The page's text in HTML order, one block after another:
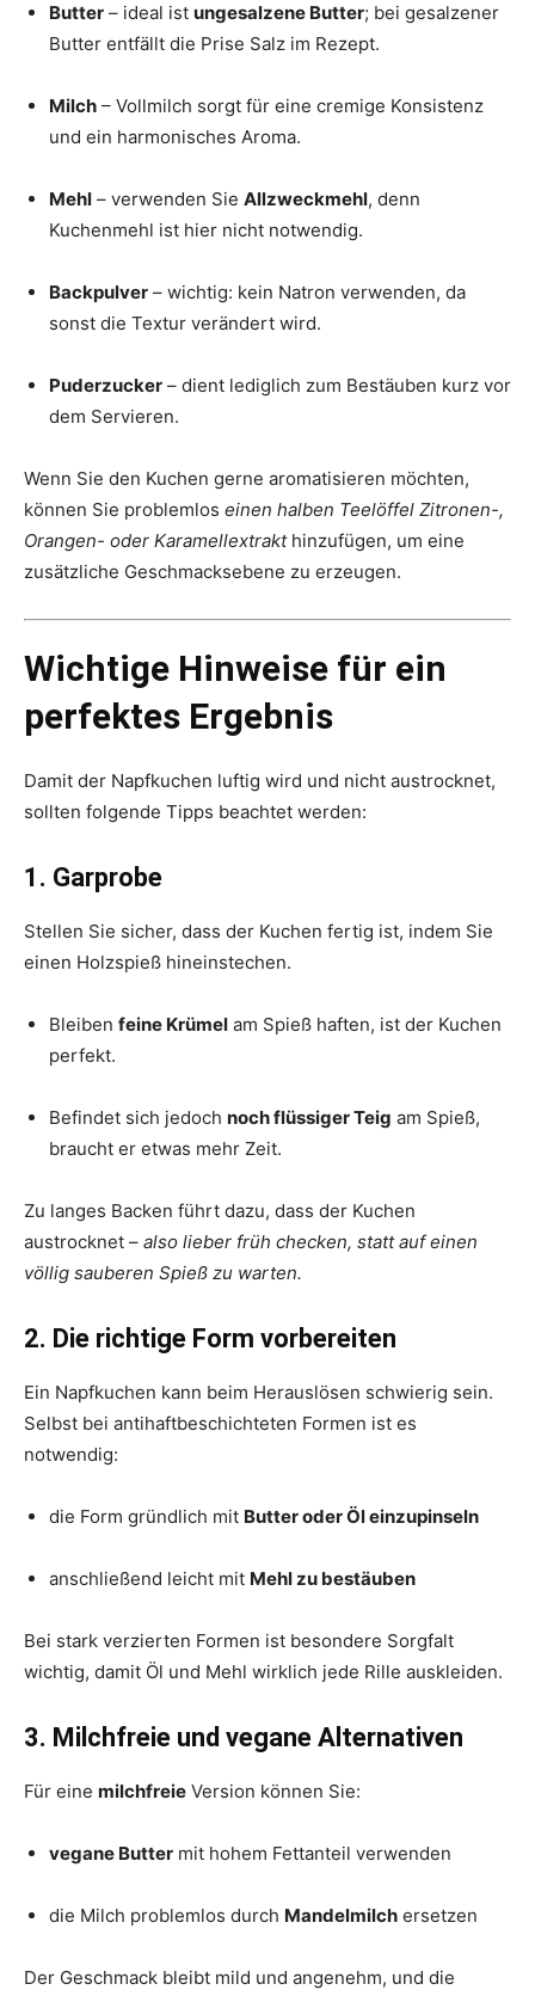
Butter – ideal ist ungesalzene Butter; bei gesalzener
Butter entfällt die Prise Salz im Rezept.
Milch – Vollmilch sorgt für eine cremige Konsistenz
und ein harmonisches Aroma.
Mehl – verwenden Sie Allzweckmehl, denn
Kuchenmehl ist hier nicht notwendig.
Backpulver – wichtig: kein Natron verwenden, da
sonst die Textur verändert wird.
Puderzucker – dient lediglich zum Bestäuben kurz vor
dem Servieren.
Wenn Sie den Kuchen gerne aromatisieren möchten,
können Sie problemlos einen halben Teelöffel Zitronen-,
Orangen- oder Karamellextrakthinzufügen, um eine
zusätzliche Geschmacksebene zu erzeugen.
Wichtige Hinweise für ein
perfektes Ergebnis
Damit der Napfkuchen luftig wird und nicht austrocknet,
sollten folgende Tipps beachtet werden:
1. Garprobe
Stellen Sie sicher, dass der Kuchen fertig ist, indem Sie
einen Holzspieß hineinstechen.
Bleiben feine Krümel am Spieß haften, ist der Kuchen
perfekt.
Befindet sich jedoch noch flüssiger Teig am Spieß,
braucht er etwas mehr Zeit.
Zu langes Backen führt dazu, dass der Kuchen
austrocknet – also lieber früh checken, statt auf einen
völlig sauberen Spieß zu warten.
2. Die richtige Form vorbereiten
Ein Napfkuchen kann beim Herauslösen schwierig sein.
Selbst bei antihaftbeschichteten Formen ist es
notwendig:
die Form gründlich mit Butter oder Öl einzupinseln
anschließend leicht mit Mehl zu bestäuben
Bei stark verzierten Formen ist besondere Sorgfalt
wichtig, damit Öl und Mehl wirklich jede Rille auskleiden.
3. Milchfreie und vegane Alternativen
Für eine milchfreie Version können Sie:
vegane Butter mit hohem Fettanteil verwenden
die Milch problemlos durch Mandelmilch ersetzen
Der Geschmack bleibt mild und angenehm, und die